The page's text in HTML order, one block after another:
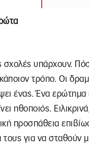
υπάρχουν.
τρόπο. Οι
ένας. Ένα
ηθοποιός.
προσπάθεια
για να σταθούν